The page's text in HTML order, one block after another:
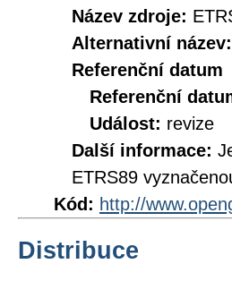
Název zdroje:
Alternativní název:
Referenční datum
Referenční
Událost: revize
Další informace:
ETRS89
Kód: http://
Distribuce